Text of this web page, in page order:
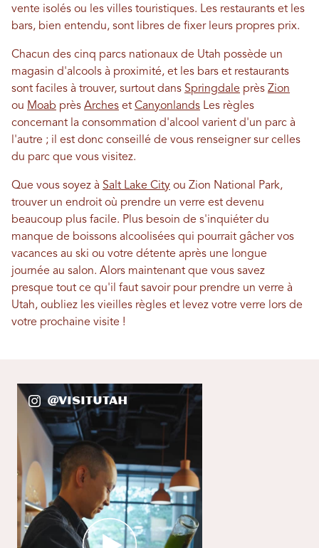
vente isolés ou les villes touristiques. Les restaurants et les
bars, bien entendu, sont libres de fixer leurs propres prix.
Chacun des cinq parcs nationaux de Utah possède un
magasin d'alcools à proximité, et les bars et restaurants
sont faciles à trouver, surtout dans Springdale près Zion
ou Moab près Arches et Canyonlands Les règles
concernant la consommation d'alcool varient d'un parc à
l'autre ; il est donc conseillé de vous renseigner sur celles
du parc que vous visitez.
Que vous soyez à Salt Lake City ou Zion National Park,
trouver un endroit où prendre un verre est devenu
beaucoup plus facile. Plus besoin de s'inquiéter du
manque de boissons alcoolisées qui pourrait gâcher vos
vacances au ski ou votre détente après une longue
journée au salon. Alors maintenant que vous savez
presque tout ce qu'il faut savoir pour prendre un verre à
Utah, oubliez les vieilles règles et levez votre verre lors de
votre prochaine visite !
@VisitUtah